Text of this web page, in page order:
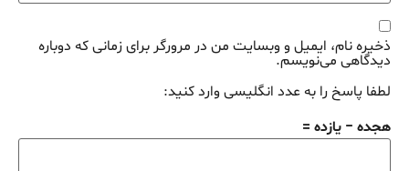
ذخیره نام، ایمیل و وبسایت من در مرورگر برای زمانی که دوباره
دیدگاهی می‌نویسم.
لطفا پاسخ را به عدد انگلیسی وارد کنید:
هجده − یازده =